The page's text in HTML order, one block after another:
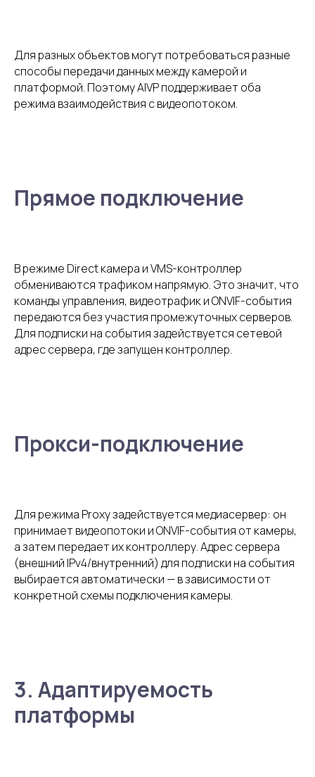
Для разных объектов могут потребоваться разные
способы передачи данных между камерой и
платформой. Поэтому AIVP поддерживает оба
режима взаимодействия с видеопотоком.
Прямое подключение
В режиме Direct камера и VMS-контроллер
обмениваются трафиком напрямую. Это значит, что
команды управления, видеотрафик и ONVIF-события
передаются без участия промежуточных серверов.
Для подписки на события задействуется сетевой
адрес сервера, где запущен контроллер.
Прокси-подключение
Для режима Proxy задействуется медиасервер: он
принимает видеопотоки и ONVIF-события от камеры,
а затем передает их контроллеру. Адрес сервера
(внешний IPv4/внутренний) для подписки на события
выбирается автоматически — в зависимости от
конкретной схемы подключения камеры.
3. Адаптируемость
платформы
Получите бесплатную
консультацию
Готовы открыть новые
возможности вашего